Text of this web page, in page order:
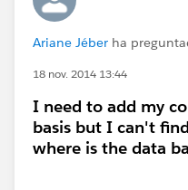
Ariane Jéber ha
18 nov. 2014 13:44
I need to add my
basis but I can't
where is the data